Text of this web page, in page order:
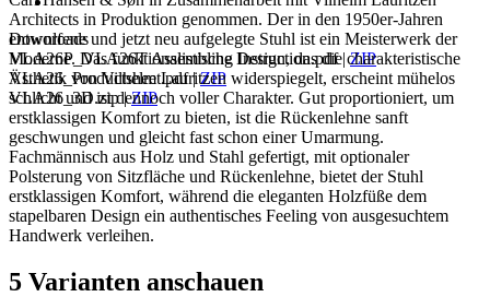
Downloads
VLA26P_VLA26T Assembling Instruction.pdf|ZIP
VLA26_Productsheet.pdf|ZIP
VLA26_3D.zip|ZIP
Architects in Produktion genommen. Der in den 1950er-Jahren
entworfene und jetzt neu aufgelegte Stuhl ist ein Meisterwerk der
Moderne. Das funktionalistische Design, das die charakteristische
Ästhetik von Vilhelm Lauritzen widerspiegelt, erscheint mühelos
schlicht und ist dennoch voller Charakter. Gut proportioniert, um
erstklassigen Komfort zu bieten, ist die Rückenlehne sanft
geschwungen und gleicht fast schon einer Umarmung.
Fachmännisch aus Holz und Stahl gefertigt, mit optionaler
Polsterung von Sitzfläche und Rückenlehne, bietet der Stuhl
erstklassigen Komfort, während die eleganten Holzfüße dem
stapelbaren Design ein authentisches Feeling von ausgesuchtem
Handwerk verleihen.
5 Varianten anschauen